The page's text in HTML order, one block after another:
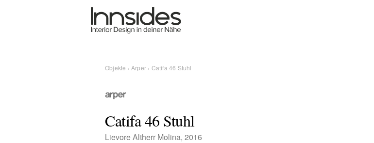
Objekte ›Arper › Catifa 46 Stuhl
Catifa 46 Stuhl
Lievore Altherr Molina, 2016